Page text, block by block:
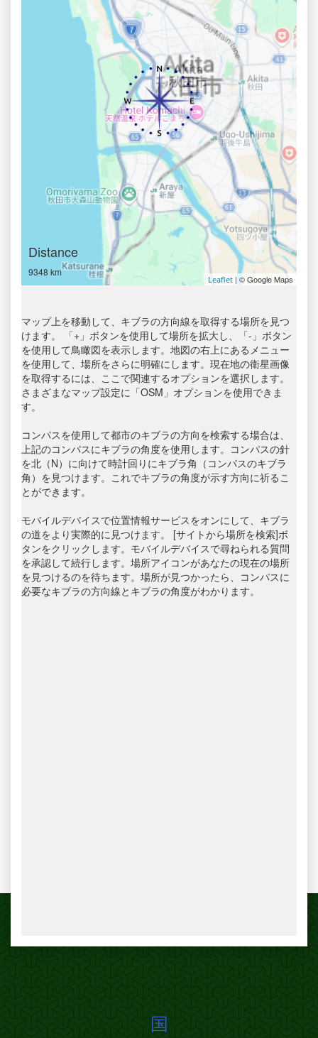
Distance
9348 km
Leaflet | © Google Maps
マップ上を移動して、キブラの方向線を取得する場所を見つ
けます。 「+」ボタンを使用して場所を拡大し、「-」ボタン
を使用して鳥瞰図を表示します。地図の右上にあるメニュー
を使用して、場所をさらに明確にします。現在地の衛星画像
を取得するには、ここで関連するオプションを選択します。
さまざまなマップ設定に「OSM」オプションを使用できま
す。
コンパスを使用して都市のキブラの方向を検索する場合は、
上記のコンパスにキブラの角度を使用します。コンパスの針
を北（N）に向けて時計回りにキブラ角（コンパスのキブラ
角）を見つけます。これでキブラの角度が示す方向に祈るこ
とができます。
モバイルデバイスで位置情報サービスをオンにして、キブラ
の道をより実際的に見つけます。 [サイトから場所を検索]ボ
タンをクリックします。モバイルデバイスで尋ねられる質問
を承認して続行します。場所アイコンがあなたの現在の場所
を見つけるのを待ちます。場所が見つかったら、コンパスに
必要なキブラの方向線とキブラの角度がわかります。
国